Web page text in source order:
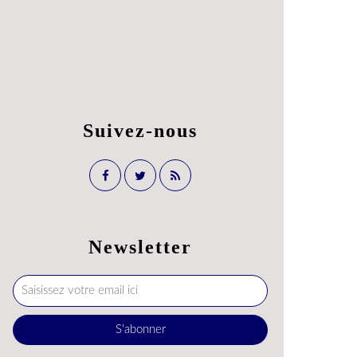
Newsletter
Suivez-nous